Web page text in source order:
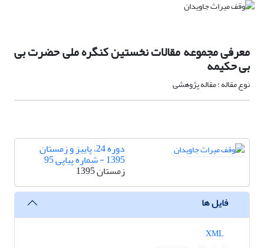
معرفی مجموعه مقالات نخستین کنگره ملی حضرت بی
بی حکیمه
نوع مقاله : مقاله پژوهشی
دوره 24، پاییز و زمستان
1395 - شماره پیاپی 95
زمستان 1395
فایل ها